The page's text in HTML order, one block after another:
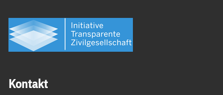
Kon­takt